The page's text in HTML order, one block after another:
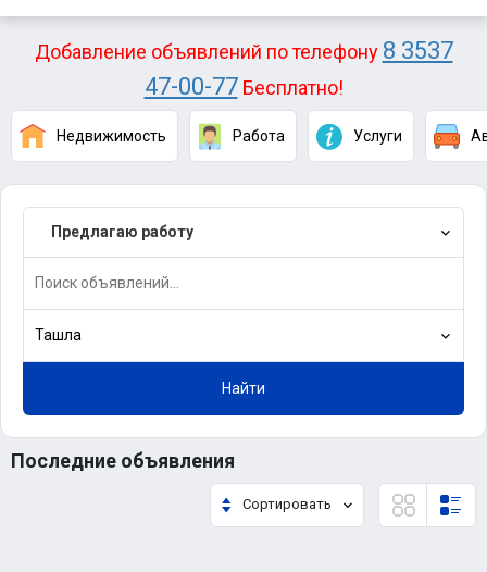
Добавление объявлений по телефону 8 3537
47-00-77Бесплатно!
Недвижимость Работа Услуги
Предлагаю работу
Ташла
Найти
Последние объявления
Сортировать